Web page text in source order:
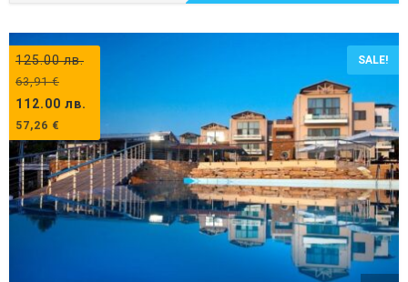
125.00лв.
63,91€
112.00 лв.
57,26 €
SALE!